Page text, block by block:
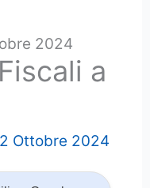
2024
a
2 Ottobre 2024